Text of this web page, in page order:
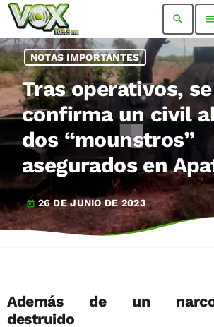
search
NOTAS IMPORTANTES
Tras operativos, se
confirma un civil
dos “mounstros”
asegurados en
today 26 DE JUNIO DE 2023
Además de un
destruido